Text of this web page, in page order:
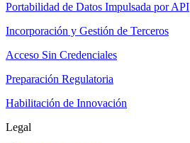
Portabilidad de Datos Impulsada por API
Incorporación y Gestión de Terceros
Acceso Sin Credenciales
Preparación Regulatoria
Habilitación de Innovación
Legal